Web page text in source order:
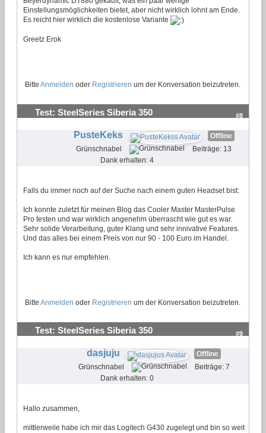
Einstellungsmöglichkeiten bietet, aber nicht wirklich lohnt am Ende.
Es reicht hier wirklich die kostenlose Variante
Greetz Erok
Bitte Anmelden oder Registrieren um der Konversation beizutreten.
Test: SteelSeries Siberia 350 #8
PusteKeks
Offline
Grünschnabel
Beiträge: 13
Dank erhalten: 4
Falls du immer noch auf der Suche nach einem guten Headset bist:
Ich konnte zuletzt für meinen Blog das Cooler Master MasterPulse
Pro testen und war wirklich angenehm überrascht wie gut es war.
Sehr solide Verarbeitung, guter Klang und sehr innivative Features.
Und das alles bei einem Preis von nur 90 - 100 Euro im Handel.
Ich kann es nur empfehlen.
Bitte Anmelden oder Registrieren um der Konversation beizutreten.
Test: SteelSeries Siberia 350 #9
dasjuju
Offline
Grünschnabel
Beiträge: 7
Dank erhalten: 0
Hallo zusammen,
mittlerweile habe ich mir das Logitech G430 zugelegt und bin so weit